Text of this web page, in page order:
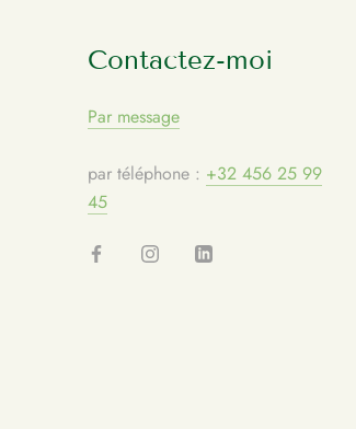
Contactez-moi
Par message
par téléphone : +32 456 25 99
45